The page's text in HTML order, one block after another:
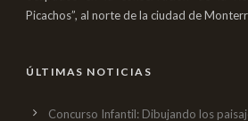
Picachos”, al norte de la ciudad de
ÚLTIMAS NOTICIAS
Concurso Infantil: Dibujando los